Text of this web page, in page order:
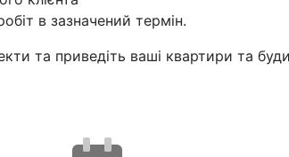
в зазначений термін.
та приведіть ваші квартири та